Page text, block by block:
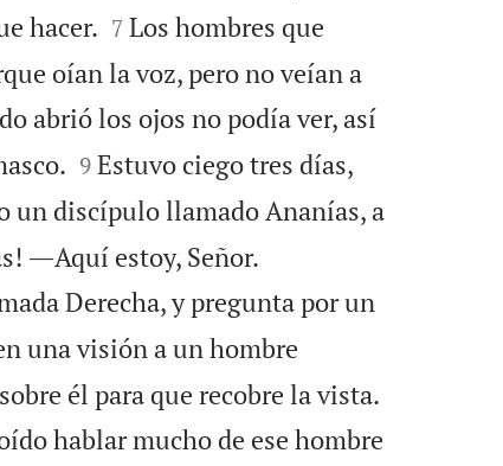
hacer.
7 Los hombres que
oían la voz, pero no veían a
abrió los ojos no podía ver, así

9 Estuvo ciego tres días,
un discípulo llamado Ananías, a
―Aquí estoy, Señor.
Derecha, y pregunta por un
una visión a un hombre
él para que recobre la vista.
hablar mucho de ese hombre